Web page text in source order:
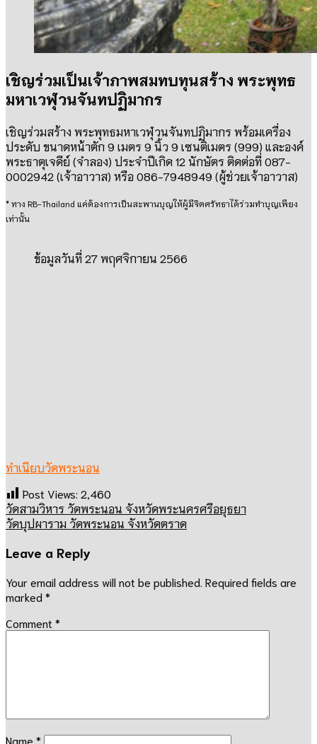
เชิญร่วมเป็นเจ้าภาพสมทบทุนสร้าง พระพุทธ
มหาเวฬุวนจันทปฏิมากร
เชิญร่วมสร้าง พระพุทธมหาเวฬุวนจันทปฏิมากร พร้อมเครื่อง
ประดับ ขนาดหน้าตัก 9 เมตร 9 นิ้ว 9 เซนติเมตร (999) และองค์
พระธาตุเจดีย์ (จำลอง) ประจำปีเกิด 12 นักษัตร ติดต่อที่ 087-
0002942 (เจ้าอาวาส) หรือ 086-7948949 (ผู้ช่วยเจ้าอาวาส)
* ทาง RB-Thailand แค่ต้องการเป็นสะพานบุญให้ผู้มีจิตศรัทธาได้ร่วมทำบุญเพียง
เท่านั้น
ข้อมูลวันที่ 27 พฤศจิกายน 2566
ทำเนียบวัดพระนอน
Post Views: 2,460
วัดสามวิหาร วัดพระนอน จังหวัดพระนครศรีอยุธยา
วัดบุปผาราม วัดพระนอน จังหวัดตราด
Leave a Reply
Your email address will not be published. Required fields are
marked *
Comment *
Name *